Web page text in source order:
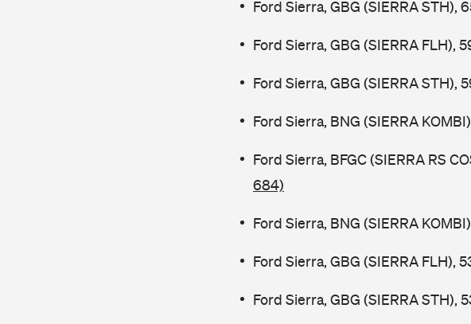
Ford Sierra, GBG (SIERRA STH),
Ford Sierra, GBG (SIERRA FLH),
Ford Sierra, GBG (SIERRA STH),
Ford Sierra, BNG (SIERRA
Ford Sierra, BFGC (SIERRA RS
684)
Ford Sierra, BNG (SIERRA
Ford Sierra, GBG (SIERRA FLH),
Ford Sierra, GBG (SIERRA STH),